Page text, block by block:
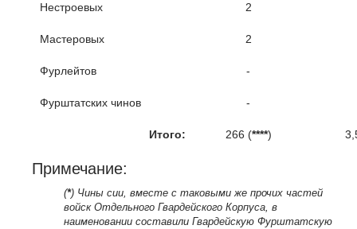
Нестроевых 2
Мастеровых 2
Фурлейтов -
Фурштатских чинов -
Итого: 266 (****)
Примечание:
(*) Чины сии, вместе с таковыми же прочих частей
войск Отдельного Гвардейского Корпуса, в
наименовании составили Гвардейскую Фурштатскую